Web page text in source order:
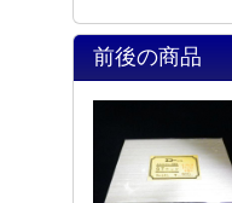
前後の商品